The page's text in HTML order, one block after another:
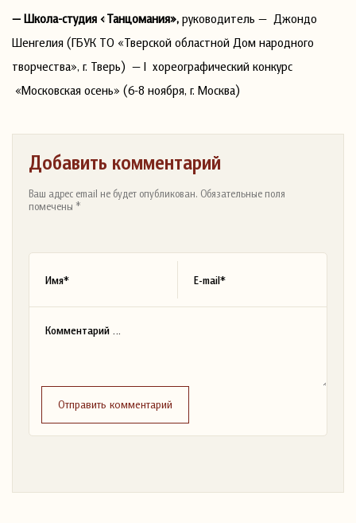
— Школа-студия «Танцомания», руководитель — Джондо
Шенгелия (ГБУК ТО «Тверской областной Дом народного
творчества», г. Тверь) — I хореографический конкурс
«Московская осень» (6-8 ноября, г. Москва)
Добавить комментарий
Ваш адрес email не будет опубликован. Обязательные поля
помечены *
Отправить комментарий